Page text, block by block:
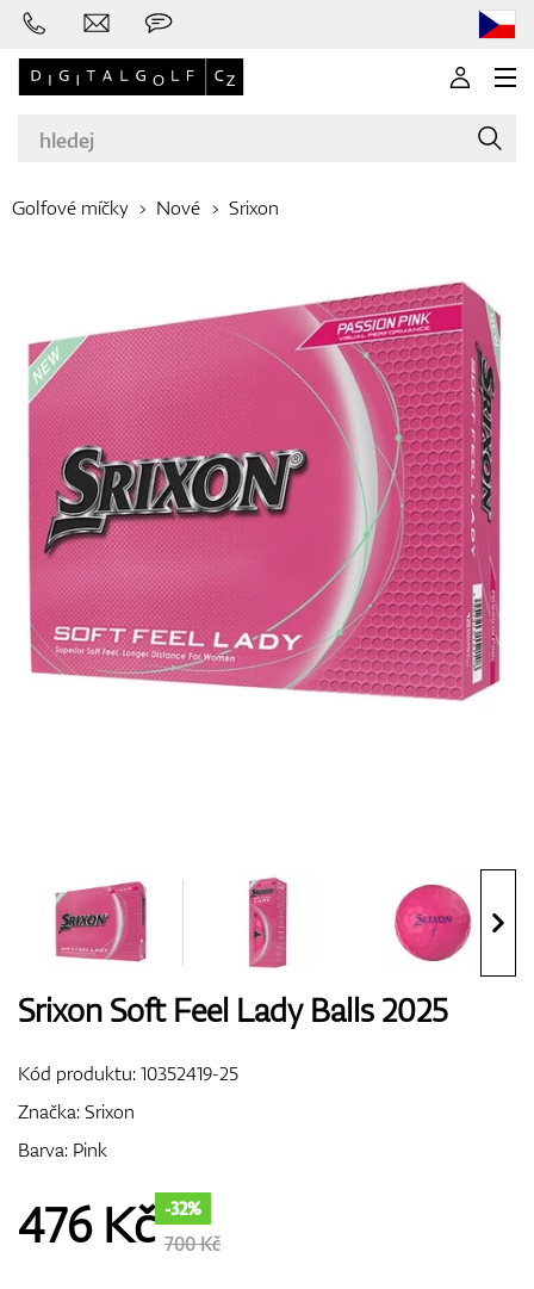
Golfové hole
Oblečení
Bagy
Golfové míčky Nové Srixon
Srixon Soft Feel Lady Balls 2025
Kód produktu:10352419-25
Značka:Srixon
Barva: Pink
476Kč -32%
700 Kč